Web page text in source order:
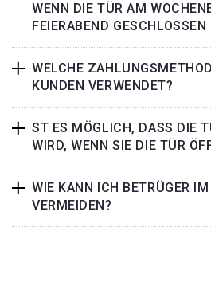
WENN DIE TÜR AM
FEIERABEND GESCHLOSSEN
WELCHE
KUNDEN VERWENDET?
ST ES MÖGLICH, DASS DIE
WIRD, WENN SIE DIE TÜR
WIE KANN ICH BETRÜGER
VERMEIDEN?